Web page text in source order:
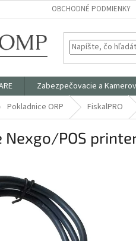
OBCHODNÉ PODMIENKY
Zabezpečovacie a
Pokladnice ORP FiskalPRO
Nexgo/POS